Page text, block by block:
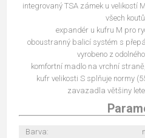
integrovaný TSA zámek u velikostí
všech
expandér u kufru M pro
oboustranný balicí systém s
vyrobeno z
komfortní madlo na vrchní
kufr velikosti S splňuje normy
zavazadla většiny
Barva: